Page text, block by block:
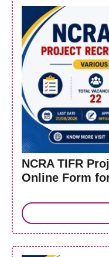
NCRA TIFR
Online Form